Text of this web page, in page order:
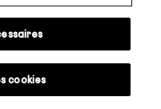
cookies